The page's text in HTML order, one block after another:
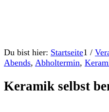
Du bist hier: Startseite1 /
Abends, Abholtermin,
Keramik selbst